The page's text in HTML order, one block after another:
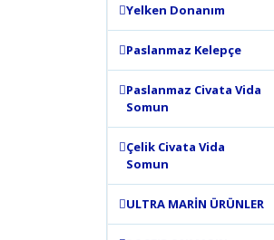
Yelken Donanım
Paslanmaz Kelepçe
Paslanmaz Civata Vida
Somun
Çelik Civata Vida
Somun
ULTRA MARİN ÜRÜNLER